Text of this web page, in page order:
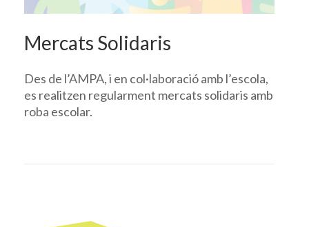
Mercats Solidaris
Des de l’AMPA, i en col·laboració amb l’escola,
es realitzen regularment mercats solidaris amb
roba escolar.